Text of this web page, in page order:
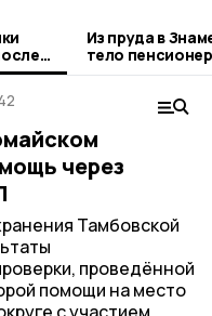
Из пруда в
тело
через
Тамбовской
проведённой
помощи на место